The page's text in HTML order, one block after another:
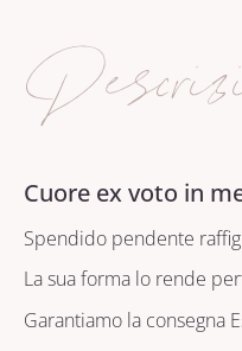
Cuore ex voto in
Spendido pendente
La sua forma lo rende
Garantiamo la consegna